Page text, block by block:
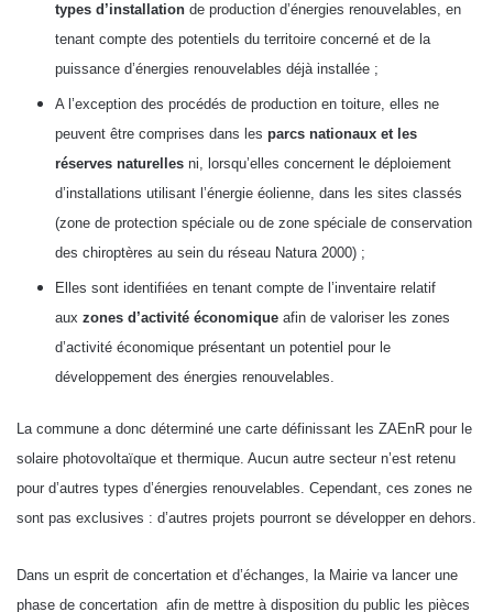
types d’installation de production d’énergies renouvelables, en
tenant compte des potentiels du territoire concerné et de la
puissance d’énergies renouvelables déjà installée ;
A l’exception des procédés de production en toiture, elles ne
peuvent être comprises dans les parcs nationaux et les
réserves naturelles ni, lorsqu’elles concernent le déploiement
d’installations utilisant l’énergie éolienne, dans les sites classés
(zone de protection spéciale ou de zone spéciale de conservation
des chiroptères au sein du réseau Natura 2000) ;
Elles sont identifiées en tenant compte de l’inventaire relatif
aux zones d’activité économique afin de valoriser les zones
d’activité économique présentant un potentiel pour le
développement des énergies renouvelables.
La commune a donc déterminé une carte définissant les ZAEnR pour le
solaire photovoltaïque et thermique. Aucun autre secteur n’est retenu
pour d’autres types d’énergies renouvelables. Cependant, ces zones ne
sont pas exclusives : d’autres projets pourront se développer en dehors.
Dans un esprit de concertation et d’échanges, la Mairie va lancer une
phase de concertation afin de mettre à disposition du public les pièces